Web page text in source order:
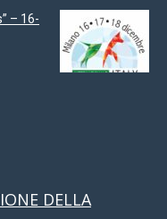
– 16-
DELLA